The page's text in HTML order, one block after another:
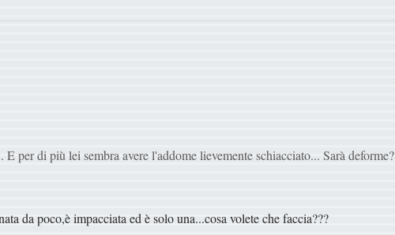
per di più lei sembra avere l'addome lievemente schiacciato... Sarà deforme?
da poco,è impacciata ed è solo una...cosa volete che faccia???